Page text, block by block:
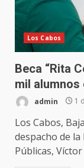
Los Cabos
Beca “Rita
mil alumnos
admin 1
Los Cabos,
despacho de
Públicas,